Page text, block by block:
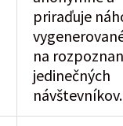
priraďuje
na
jedinečných
návštevníkov.